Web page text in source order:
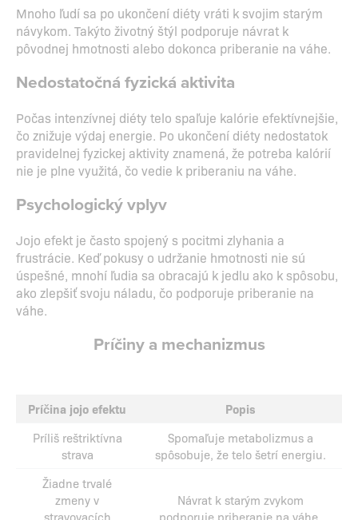
Mnoho ľudí sa po ukončení diéty vráti k svojim starým
návykom. Takýto životný štýl podporuje návrat k
pôvodnej hmotnosti alebo dokonca priberanie na váhe.
Nedostatočná fyzická aktivita
Počas intenzívnej diéty telo spaľuje kalórie efektívnejšie,
čo znižuje výdaj energie. Po ukončení diéty nedostatok
pravidelnej fyzickej aktivity znamená, že potreba kalórií
nie je plne využitá, čo vedie k priberaniu na váhe.
Psychologický vplyv
Jojo efekt je často spojený s pocitmi zlyhania a
frustrácie. Keď pokusy o udržanie hmotnosti nie sú
úspešné, mnohí ľudia sa obracajú k jedlu ako k spôsobu,
ako zlepšiť svoju náladu, čo podporuje priberanie na
váhe.
Príčiny a mechanizmus
Príčina jojo efektu
Popis
Príliš reštriktívna
strava
Spomaľuje metabolizmus a
spôsobuje, že telo šetrí energiu.
Žiadne trvalé
zmeny v
Návrat k starým zvykom